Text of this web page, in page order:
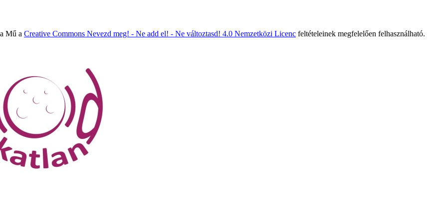
Mű a Creative Commons Nevezd meg! - Ne add el! - Ne változtasd! 4.0 Nemzetközi Licenc feltételeinek megfelelően felhasználható.